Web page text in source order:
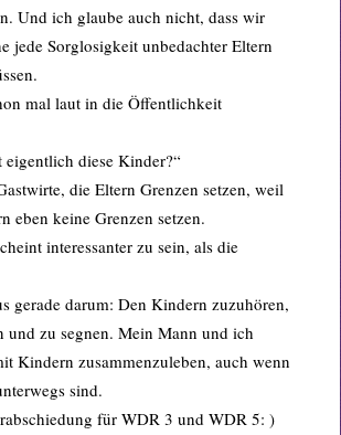
Und ich glaube auch nicht, dass wir
jede Sorglosigkeit unbedachter Eltern
mal laut in die Öffentlichkeit
eigentlich diese Kinder?“
die Eltern Grenzen setzen, weil
eben keine Grenzen setzen.
interessanter zu sein, als die
gerade darum: Den Kindern zuzuhören,
und zu segnen. Mein Mann und ich
Kindern zusammenzuleben, auch wenn
sind.
für WDR 3 und WDR 5: )